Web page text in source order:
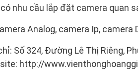
nhu cầu lắp đặt camera quan
Analog, camera Ip, camera
Số 324, Đường Lê Thị Riêng,
http://